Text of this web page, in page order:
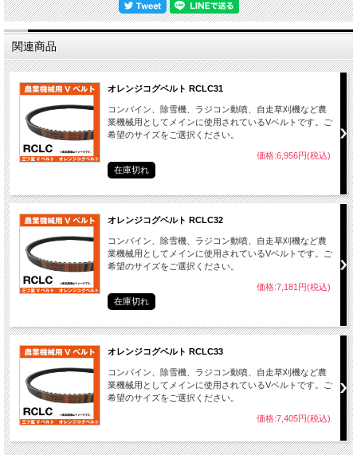
関連商品
オレンジコグベルト RCLC31
コンバイン、除雪機、ラジコン動噴、自走草刈機など農
業機械用としてメインに使用されているVベルトです。ご
希望のサイズをご選択ください。
価格:6,956円(税込)
在庫切れ
オレンジコグベルト RCLC32
コンバイン、除雪機、ラジコン動噴、自走草刈機など農
業機械用としてメインに使用されているVベルトです。ご
希望のサイズをご選択ください。
価格:7,181円(税込)
在庫切れ
オレンジコグベルト RCLC33
コンバイン、除雪機、ラジコン動噴、自走草刈機など農
業機械用としてメインに使用されているVベルトです。ご
希望のサイズをご選択ください。
価格:7,405円(税込)